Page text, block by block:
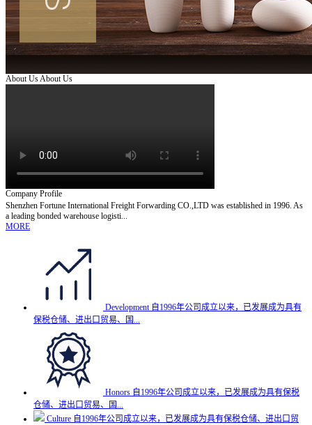
About UsAbout Us
Company Profile
Shenzhen Fortune International Freight Forwarding CO.,LTD was established in 1996. As
a leading bonded warehouse logisti...
MORE
Development 自1996年公司成立以来，已发展成为具有
保税仓储、进出口贸易、国...
Honors 自1996年公司成立以来，已发展成为具有保税
仓储、进出口贸易、国...
Culture 自1996年公司成立以来，已发展成为具有保税仓储、进出口贸